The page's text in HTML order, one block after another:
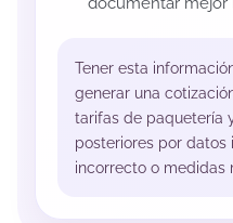
Tener esta
generar una
tarifas de paquetería
posteriores por datos
incorrecto o medidas